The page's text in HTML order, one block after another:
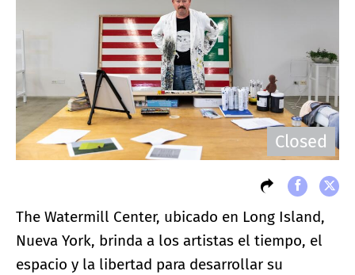
Closed
The Watermill Center, ubicado en Long Island,
Nueva York, brinda a los artistas el tiempo, el
espacio y la libertad para desarrollar su